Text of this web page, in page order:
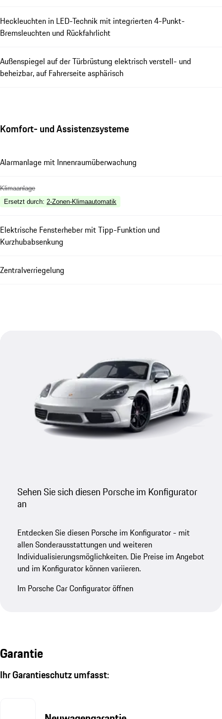
Heckleuchten in LED-Technik mit integrierten 4-Punkt-
Bremsleuchten und Rückfahrlicht
Außenspiegel auf der Türbrüstung elektrisch verstell- und
beheizbar, auf Fahrerseite asphärisch
Komfort- und Assistenzsysteme
Alarmanlage mit Innenraumüberwachung
Klimaanlage
Ersetzt durch: 2-Zonen-Klimaautomatik
Elektrische Fensterheber mit Tipp-Funktion und
Kurzhubabsenkung
Zentralverriegelung
Sehen Sie sich diesen Porsche im Konfigurator
an
Entdecken Sie diesen Porsche im Konfigurator - mit
allen Sonderausstattungen und weiteren
Individualisierungsmöglichkeiten. Die Preise im Angebot
und im Konfigurator können variieren.
Im Porsche Car Configurator öffnen
Garantie
Ihr Garantieschutz umfasst: